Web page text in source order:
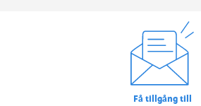
Få tillgång till